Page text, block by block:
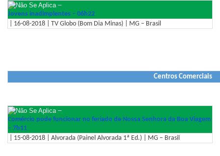
–
Jovens inadimplentes – 06h22
| 16-08-2018 | TV Globo (Bom Dia Minas) | MG – Brasil
Centros Comerciais
–
Comércio pode funcionar no feriado de Nossa Senhora da Boa Viagem
– 7h11
| 15-08-2018 | Alvorada (Painel Alvorada 1ª Ed.) | MG – Brasil